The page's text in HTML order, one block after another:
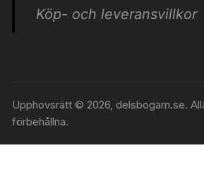
Köp- och leveransvillkor
Upphovsrätt © 2026, delsbogarn.se.
förbehållna.